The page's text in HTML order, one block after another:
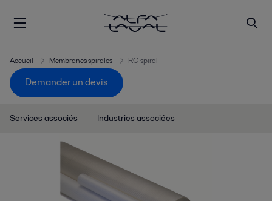
Accueil Membranes spirales RO spiral
Demander un devis
Services associés Industries associées